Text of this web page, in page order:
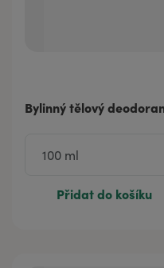
Bylinný tělový
Přidat do košíku